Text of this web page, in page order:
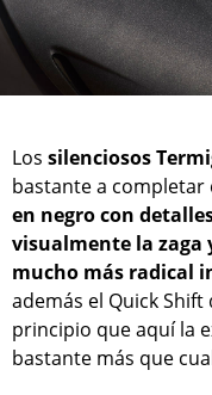
Los silenciosos
bastante a completar
en negro con
visualmente la zaga
mucho más radical
además el Quick
principio que aquí la
bastante más que